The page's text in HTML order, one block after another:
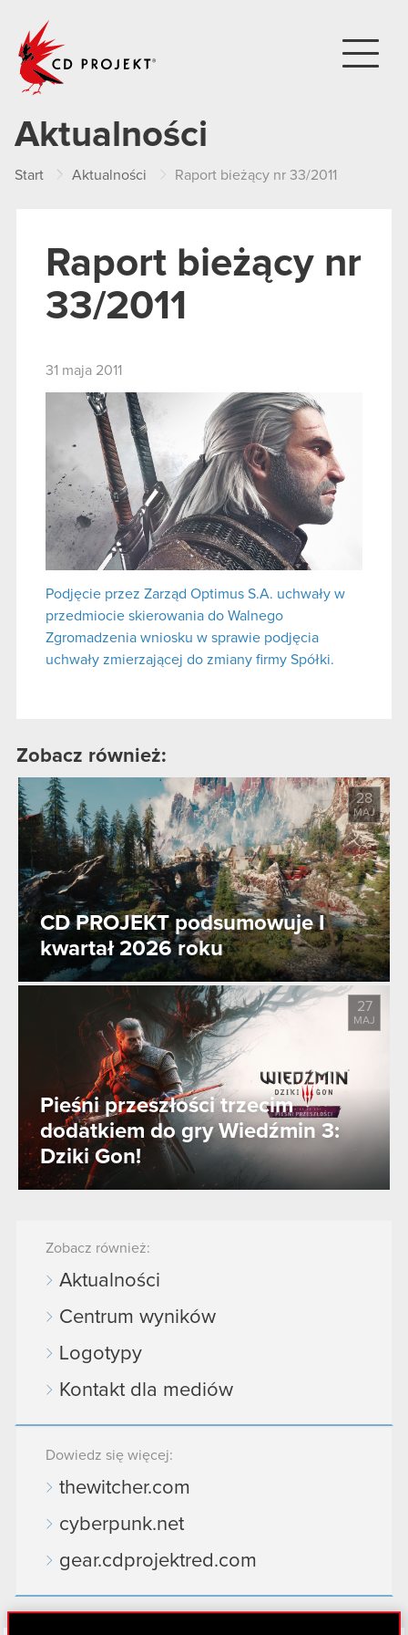
Aktualności
Start Aktualności Raport bieżący nr 33/2011
Raport bieżący nr
33/2011
31 maja 2011
Podjęcie przez Zarząd Optimus S.A. uchwały w
przedmiocie skierowania do Walnego
Zgromadzenia wniosku w sprawie podjęcia
uchwały zmierzającej do zmiany firmy Spółki.
Zobacz również:
CD PROJEKT podsumowuje I
kwartał 2026 roku
28
MAJ
Pieśni przeszłości trzecim
dodatkiem do gry Wiedźmin 3:
Dziki Gon!
27
MAJ
Zobacz również:
Aktualności
Centrum wyników
Logotypy
Kontakt dla mediów
Dowiedz się więcej:
thewitcher.com
cyberpunk.net
gear.cdprojektred.com